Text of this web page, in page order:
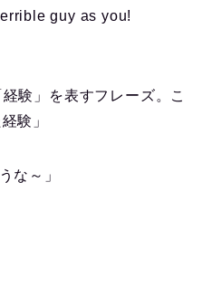
guy as you!
験」を表すフレーズ。こ
験」
な～」